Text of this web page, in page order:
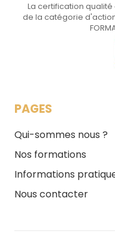
La certification
de la catégorie d'action
PAGES
Qui-sommes nous ?
Nos formations
Informations
Nous contacter